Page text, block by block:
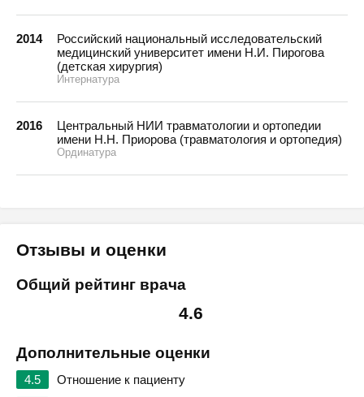
2014
Российский национальный исследовательский
медицинский университет имени Н.И. Пирогова
(детская хирургия)
Интернатура
2016
Центральный НИИ травматологии и ортопедии
имени Н.Н. Приорова (травматология и ортопедия)
Ординатура
Отзывы и оценки
Общий рейтинг врача
4.6
Дополнительные оценки
4.5
Отношение к пациенту